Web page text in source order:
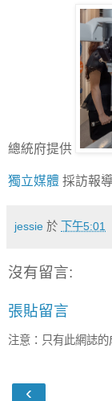
總統府提供
獨立媒體 採訪報導
jessie 於 下午5:01
沒有留言:
張貼留言
注意：只有此網誌的
‹